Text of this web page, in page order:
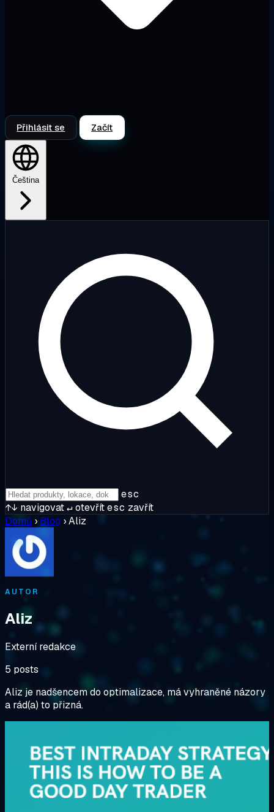
Přihlásit se Začít
Čeština
esc
↑↓ navigovat↵otevřítesc zavřít
Domů › Blog ›Aliz
AUTOR
Aliz
Externí redakce
5 posts
Aliz je nadšencem do optimalizace, má vyhraněné názory
a rád(a) to přizná.